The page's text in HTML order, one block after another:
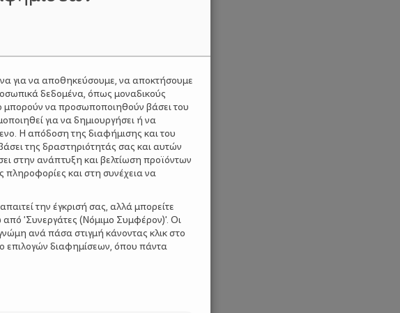
για να αποθηκεύσουμε, να αποκτήσουμε
δεδομένα, όπως μοναδικούς
μπορούν να προσωποποιηθούν βάσει του
για να δημιουργήσει ή να
Η απόδοση της διαφήμισης και του
της δραστηριότητάς σας και αυτών
στην ανάπτυξη και βελτίωση προϊόντων
και στη συνέχεια να
την έγκρισή σας, αλλά μπορείτε
'Συνεργάτες (Νόμιμο Συμφέρον)'. Οι
ανά πάσα στιγμή κάνοντας κλικ στο
επιλογών διαφημίσεων, όπου πάντα